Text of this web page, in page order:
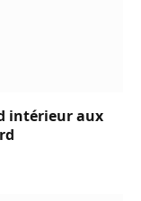
intérieur aux